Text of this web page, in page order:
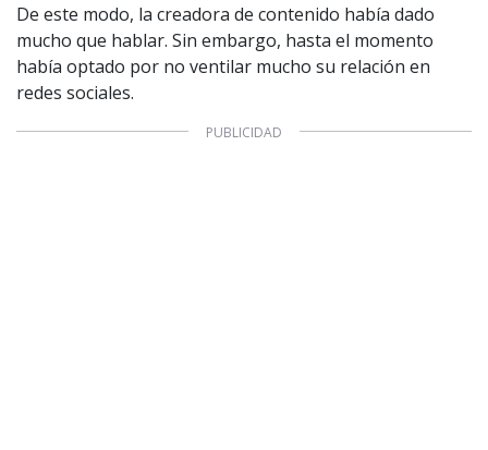
De este modo, la creadora de contenido había dado
mucho que hablar. Sin embargo, hasta el momento
había optado por no ventilar mucho su relación en
redes sociales.